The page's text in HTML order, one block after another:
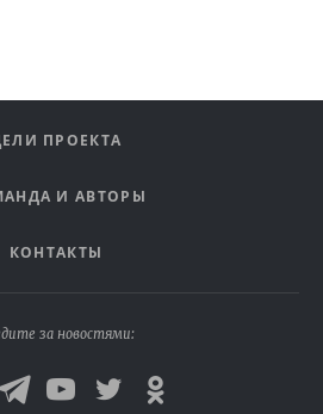
ПРОЕКТА
И АВТОРЫ
КОНТАКТЫ
за новостями: